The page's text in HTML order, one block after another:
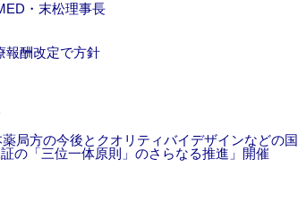
・末松理事長
報酬改定で方針
局方の今後とクオリティバイデザインなどの国
の「三位一体原則」のさらなる推進」開催